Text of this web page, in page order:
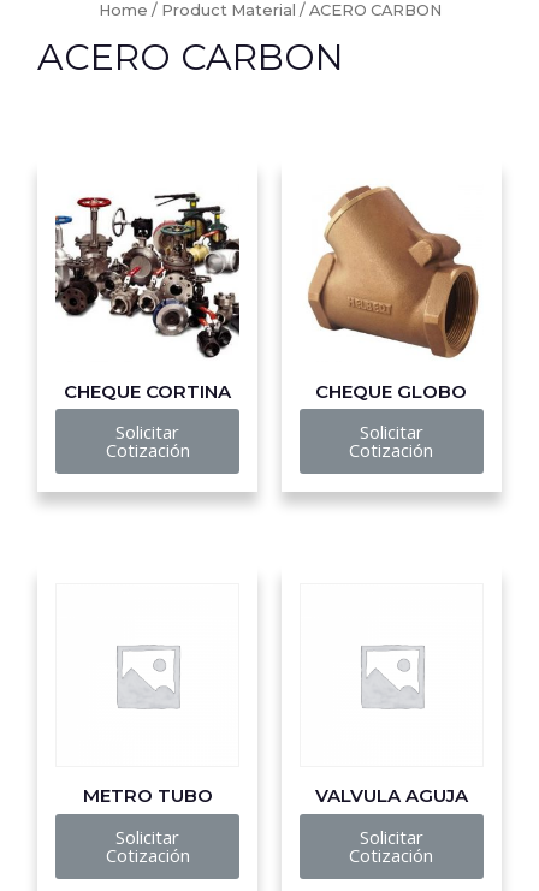
Home / Product Material / ACERO CARBON
ACERO CARBON
CHEQUE CORTINA
Solicitar
Cotización
CHEQUE GLOBO
Solicitar
Cotización
METRO TUBO
Solicitar
Cotización
VALVULA AGUJA
Solicitar
Cotización